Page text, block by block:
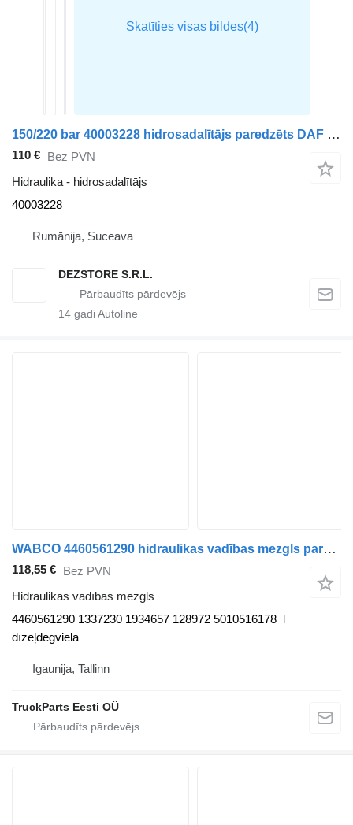
150/220 bar 40003228 hidrosadalītājs paredzēts DAF LF45 vilcēja
110 € Bez PVN
Hidraulika - hidrosadalītājs
40003228
Rumānija, Suceava
DEZSTORE S.R.L.
14 gadi Autoline
WABCO 4460561290 hidraulikas vadības mezgls paredzēts DAF LF45, LF55, LF180, CF65, CF75, CF85 (2001-) vilcēja
118,55 € Bez PVN
Hidraulikas vadības mezgls
4460561290 1337230 1934657 128972 5010516178
dīzeļdegviela
Igaunija, Tallinn
TruckParts Eesti OÜ